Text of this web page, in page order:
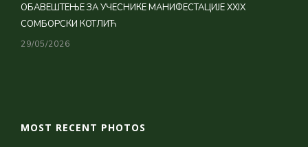
ОБАВЕШТЕЊЕ ЗА УЧЕСНИКЕ МАНИФЕСТАЦИЈЕ XXIX
СОМБОРСКИ КОТЛИЋ
29/05/2026
MOST RECENT PHOTOS